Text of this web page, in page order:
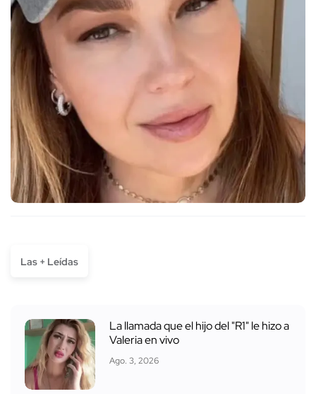
Las + Leídas
La llamada que el hijo del "R1" le hizo a
Valeria en vivo
Ago. 3, 2026